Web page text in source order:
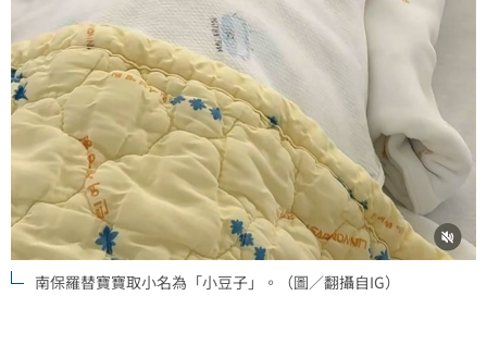
南保羅替寶寶取小名為「小豆子」。（圖／翻攝自IG）